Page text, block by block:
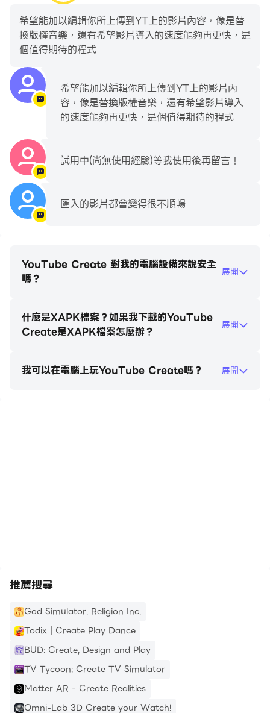
濾鏡和特效
• 調整飽和度和亮度等項目，讓影片色彩更豐富
• 運用自訂濾鏡營造氣氛
• 選用多種特效，製作吸睛影片
貼圖與字型
• 運用上百種字型與文字動畫效果，盡情揮灑創意
輕鬆分享
• 影片可調整為各種長寬比，並以直向、橫向與正方形等不
同格式分享
• 輕鬆將影片上傳至 YouTube 頻道，與觀眾分享你的創作
希望能加以編輯你所上傳到YT上的影片內容，像是替
換版權音樂，還有希望影片導入的速度能夠再更快，是
個值得期待的程式
希望能加以編輯你所上傳到YT上的影片內
容，像是替換版權音樂，還有希望影片導入
的速度能夠再更快，是個值得期待的程式
試用中(尚無使用經驗)等我使用後再留言！
匯入的影片都會變得很不順暢
YouTube Create 對我的電腦設備來說安全
嗎？
展開
什麼是XAPK檔案？如果我下載的YouTube
Create是XAPK檔案怎麼辦？
展開
我可以在電腦上玩YouTube Create嗎？ 展開
推薦搜尋
God Simulator. Religion Inc.
Todix | Create Play Dance
BUD: Create, Design and Play
TV Tycoon: Create TV Simulator
Matter AR - Create Realities
Omni-Lab 3D Create your Watch!